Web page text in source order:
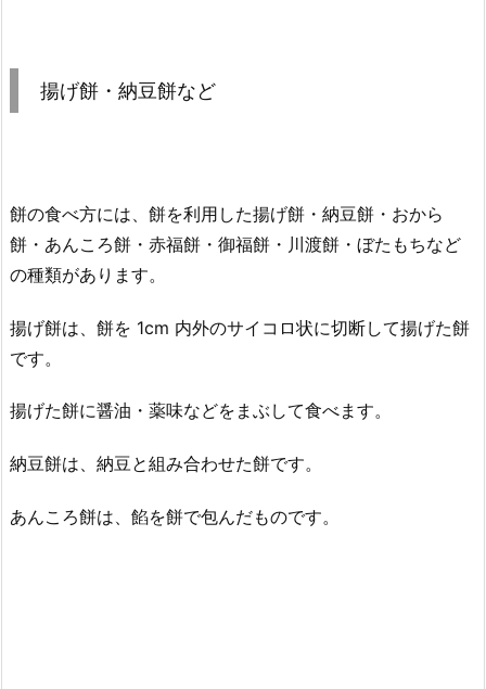
揚げ餅・納豆餅など
餅の食べ方には、餅を利用した揚げ餅・納豆餅・おから
餅・あんころ餅・赤福餅・御福餅・川渡餅・ぼたもちなど
の種類があります。
揚げ餅は、餅を 1cm 内外のサイコロ状に切断して揚げた餅
です。
揚げた餅に醤油・薬味などをまぶして食べます。
納豆餅は、納豆と組み合わせた餅です。
あんころ餅は、餡を餅で包んだものです。